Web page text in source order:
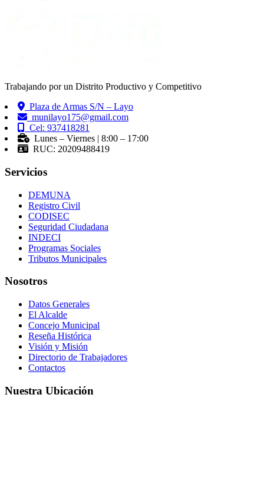
Trabajando por un Distrito Productivo y Competitivo
Plaza de Armas S/N – Layo
munilayo175@gmail.com
Cel: 937418281
Lunes – Viernes | 8:00 – 17:00
RUC: 20209488419
Servicios
DEMUNA
Registro Civil
CODISEC
Seguridad Ciudadana
INDECI
Programas Sociales
Tributos Municipales
Nosotros
Datos Generales
El Alcalde
Concejo Municipal
Reseña Histórica
Visión y Misión
Directorio de Trabajadores
Contactos
Nuestra Ubicación